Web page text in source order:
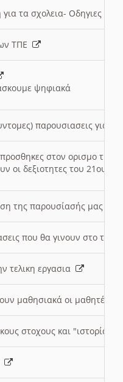
τα σχολεια- Οδηγιες
ΤΠΕ
ψηφιακά
παρουσιασεις για
προσθηκες στον ορισμο
οι δεξιοτητες του 21ου
της παρουσίασής μας
που θα γινουν στο
τελικη εργασια
μαθησιακά οι μαθητές/
στοχους και "ιστορία"